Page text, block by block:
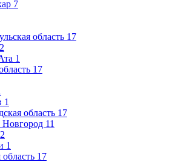
7
область 17
2
1
17
1
область 17
11
2
1
17